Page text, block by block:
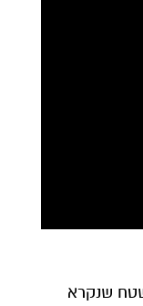
שנקרא